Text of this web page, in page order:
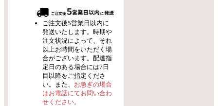
ご注文後5営業日以内に
発送いたします。時期や
注文状況によって、それ
以上お時間をいただく場
合がございます。配達指
定日のある場合には7日
目以降をご指定くださ
い。また、 お急ぎの場合
はお電話にてお問い合わ
せください。